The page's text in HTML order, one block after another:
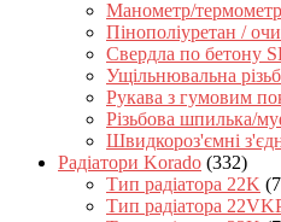
Манометр/термометр
Пінополіуретан /
Свердла по бетону
Ущільнювальна
Рукава з гумовим
Різьбова шпилька/
Швидкороз'ємні
Радіатори Korado (332)
Тип радіатора 22K
Тип радіатора